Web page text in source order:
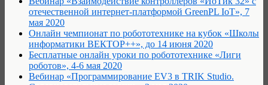
отечественной интернет-платформой GreenPL IoT», 7
мая 2020
Онлайн чемпионат по робототехнике на кубок «Школы
информатики ВЕКТОР++», до 14 июня 2020
Бесплатные онлайн уроки по робототехнике «Лиги
роботов», 4-6 мая 2020
Вебинар «Программирование EV3 в TRIK Studio.